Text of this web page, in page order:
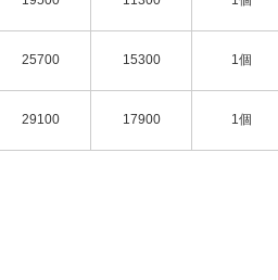
25700 15300 1個
29100 17900 1個